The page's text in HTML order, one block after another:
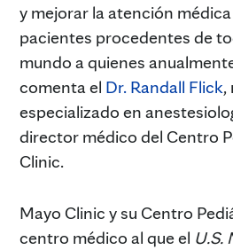
y mejorar la atención
pacientes procedentes de
mundo a quienes
comenta el Dr. Randall Flick,
especializado en
director médico del Centro
Clinic.
Mayo Clinic y su Centro
centro médico al que el U.S.